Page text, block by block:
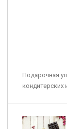
Подарочная
кондитерских